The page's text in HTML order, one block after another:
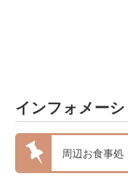
インフォメー
周辺お食事